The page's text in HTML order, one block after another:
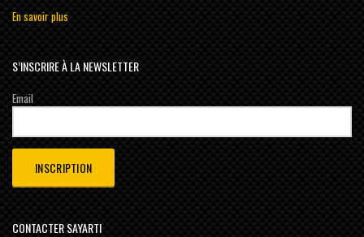
En savoir plus
S’INSCRIRE À LA NEWSLETTER
Email
CONTACTER SAYARTI